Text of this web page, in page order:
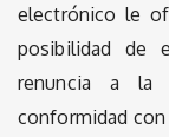
electrónico le
posibilidad de
renuncia a la
conformidad